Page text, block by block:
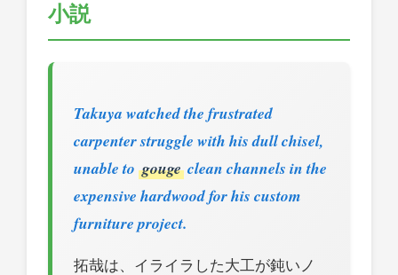
小説
Takuya watched the frustrated
carpenter struggle with his dull chisel,
unable to gouge clean channels in the
expensive hardwood for his custom
furniture project.
拓哉は、イライラした大工が鈍いノ